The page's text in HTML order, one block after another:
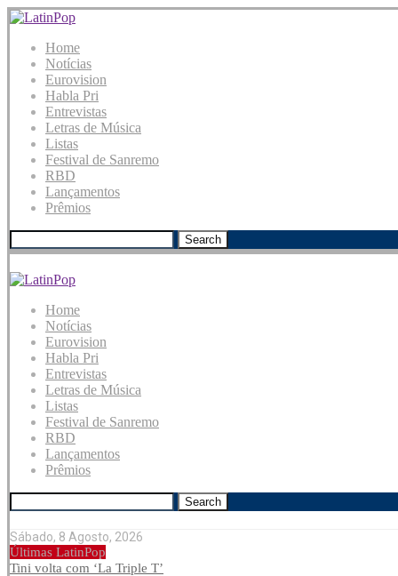
Home
Notícias
Eurovision
Habla Pri
Entrevistas
Letras de Música
Listas
Festival de Sanremo
RBD
Lançamentos
Prêmios
Search
Home
Notícias
Eurovision
Habla Pri
Entrevistas
Letras de Música
Listas
Festival de Sanremo
RBD
Lançamentos
Prêmios
Search
Sábado, 8 Agosto, 2026
Últimas LatinPop
Tini volta com ‘La Triple T’